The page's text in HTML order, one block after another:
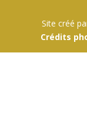
Site créé
Crédits